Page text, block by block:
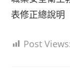
表修正總說明
Post